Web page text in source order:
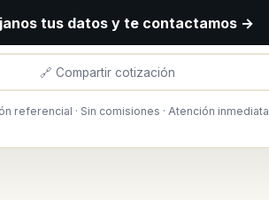
tus datos y te contactamos →
🔗 Compartir cotización
referencial · Sin comisiones · Atención inmediata